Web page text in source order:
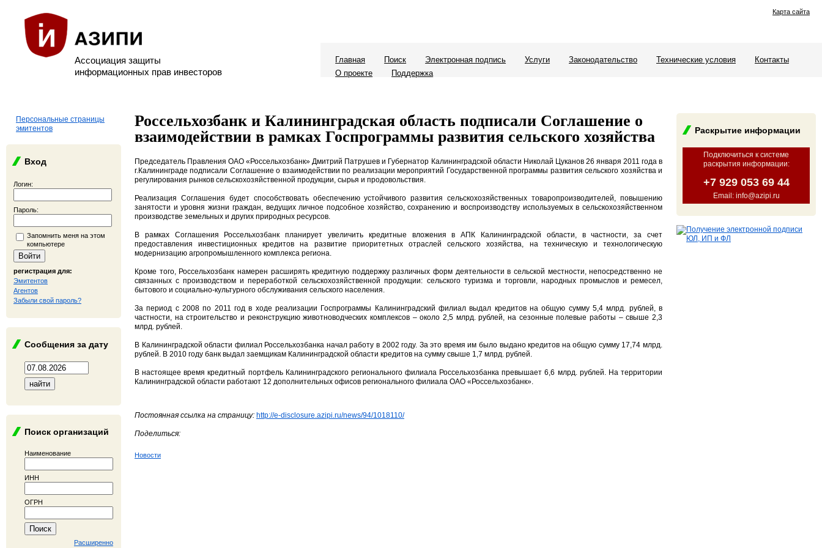
Ассоциация защиты
информационных прав инвесторов
Карта сайта
Главная Поиск Электронная подпись Услуги Законодательство Технические условия
Контакты
О проекте
Поддержка
Персональные страницы
эмитентов
Вход
Логин:
Пароль:
Запомнить меня на этом
компьютере
регистрация для:
Эмитентов
Агентов
Забыли свой пароль?
Сообщения за дату
Поиск организаций
Наименование
ИНН
ОГРН
Расширенно
Раскрытие информации
Подключиться к системе
раскрытия информации:
+7 929 053 69 44
Email: info@azipi.ru
Россельхозбанк и Калининградская область подписали Соглашение о
взаимодействии в рамках Госпрограммы развития сельского хозяйства
Председатель Правления ОАО «Россельхозбанк» Дмитрий Патрушев и Губернатор Калининградской области Николай Цуканов 26 января 2011 года в
г.Калининграде подписали Соглашение о взаимодействии по реализации мероприятий Государственной программы развития сельского хозяйства и
регулирования рынков сельскохозяйственной продукции, сырья и продовольствия.
Реализация Соглашения будет способствовать обеспечению устойчивого развития сельскохозяйственных товаропроизводителей, повышению
занятости и уровня жизни граждан, ведущих личное подсобное хозяйство, сохранению и воспроизводству используемых в сельскохозяйственном
производстве земельных и других природных ресурсов.
В рамках Соглашения Россельхозбанк планирует увеличить кредитные вложения в АПК Калининградской области, в частности, за счет
предоставления инвестиционных кредитов на развитие приоритетных отраслей сельского хозяйства, на техническую и технологическую
модернизацию агропромышленного комплекса региона.
Кроме того, Россельхозбанк намерен расширять кредитную поддержку различных форм деятельности в сельской местности, непосредственно не
связанных с производством и переработкой сельскохозяйственной продукции: сельского туризма и торговли, народных промыслов и ремесел,
бытового и социально-культурного обслуживания сельского населения.
За период с 2008 по 2011 год в ходе реализации Госпрограммы Калининградский филиал выдал кредитов на общую сумму 5,4 млрд. рублей, в
частности, на строительство и реконструкцию животноводческих комплексов – около 2,5 млрд. рублей, на сезонные полевые работы – свыше 2,3
млрд. рублей.
В Калининградской области филиал Россельхозбанка начал работу в 2002 году. За это время им было выдано кредитов на общую сумму 17,74 млрд.
рублей. В 2010 году банк выдал заемщикам Калининградской области кредитов на сумму свыше 1,7 млрд. рублей.
В настоящее время кредитный портфель Калининградского регионального филиала Россельхозбанка превышает 6,6 млрд. рублей. На территории
Калининградской области работают 12 дополнительных офисов регионального филиала ОАО «Россельхозбанк».
Постоянная ссылка на страницу: http://e-disclosure.azipi.ru/news/94/1018110/
Поделиться:
Новости